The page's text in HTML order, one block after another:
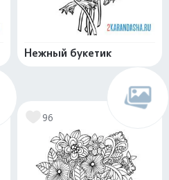
Нежный букетик
96